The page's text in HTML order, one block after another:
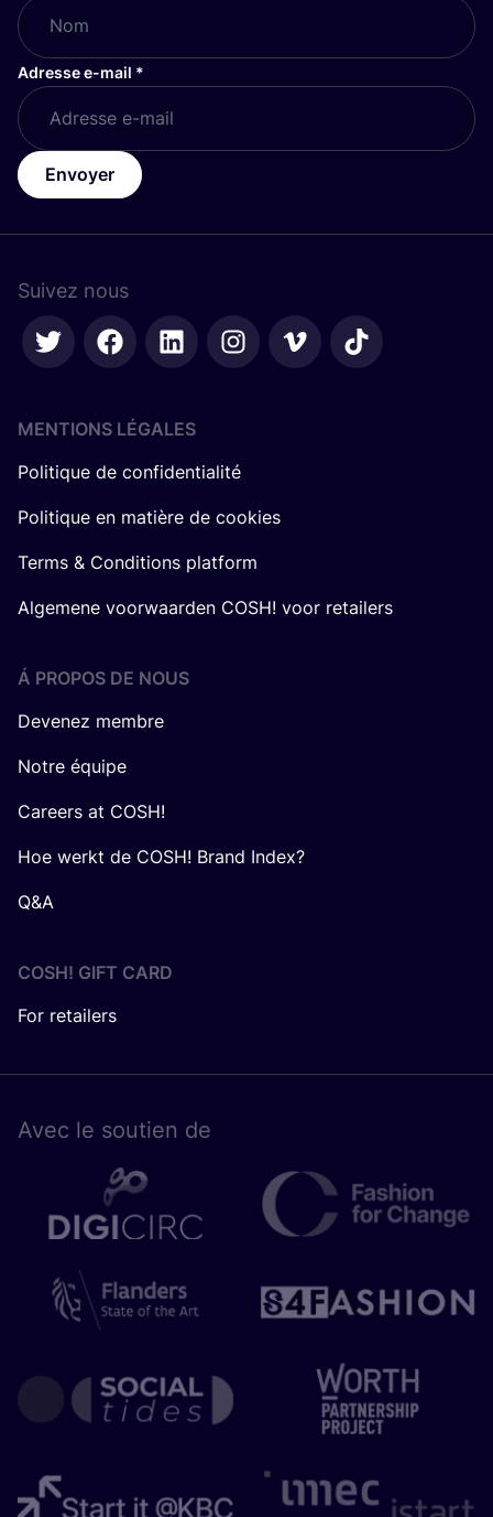
Adresse e-mail *
Envoyer
Suivez nous
MENTIONS LÉGALES
Politique de confidentialité
Politique en matière de cookies
Terms & Conditions platform
Algemene voorwaarden COSH! voor retailers
Á PROPOS DE NOUS
Devenez membre
Notre équipe
Careers at COSH!
Hoe werkt de COSH! Brand Index?
Q&A
COSH! GIFT CARD
For retailers
Avec le sou­tien de